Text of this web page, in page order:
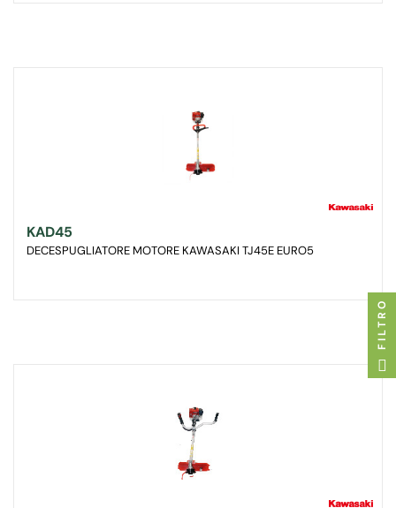
KAD45
DECESPUGLIATORE MOTORE KAWASAKI TJ45E EURO5
FILTRO